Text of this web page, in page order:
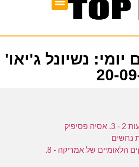
יומי: נשיונל ג'יאו'
01:07 - הפארקים הלאומיים של אמריקה - 8.